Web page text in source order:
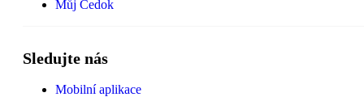
Můj Čedok
Sledujte nás
Mobilní aplikace